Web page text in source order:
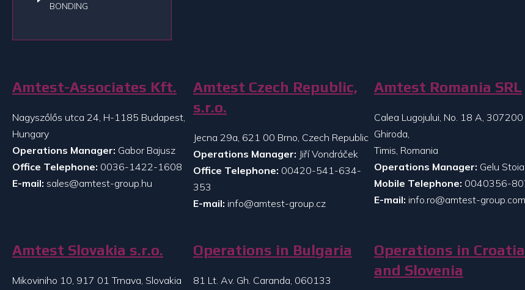
BONDING
Amtest-Associates Kft.
Nagyszőlős utca 24, H-1185 Budapest,
Hungary
Operations Manager: Gabor Bajusz
Office Telephone: 0036-1422-1608
E-mail: sales@amtest-group.hu
Amtest Czech Republic,
s.r.o.
Jecna 29a, 621 00 Brno, Czech Republic
Operations Manager: Jiří Vondráček
Office Telephone: 00420-541-634-
353
E-mail: info@amtest-group.cz
Amtest Romania SRL
Calea Lugojului, No. 18 A, 307200
Ghiroda,
Timis, Romania
Operations Manager: Gelu
Mobile Telephone: 0040356-
E-mail: info.ro@amtest-group.com
Amtest Slovakia s.r.o.
Mikoviniho 10, 917 01 Trnava, Slovakia
Operations in Bulgaria
81 Lt. Av. Gh. Caranda, 060133
Operations in Croatia
and Slovenia